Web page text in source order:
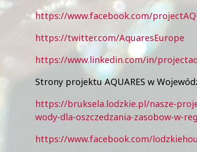
https://www.facebook.com/
https://twitter.com/AquaresEurope
https://www.linkedin.com/in/
Strony projektu AQUARES w
https://bruksela.lodzkie.pl/nasze-
wody-dla-oszczedzania-zasobow-w-
https://www.facebook.com/